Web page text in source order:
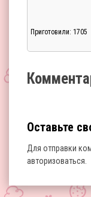
Приготовили: 1705
Оставьте
Для отправки
авторизоваться